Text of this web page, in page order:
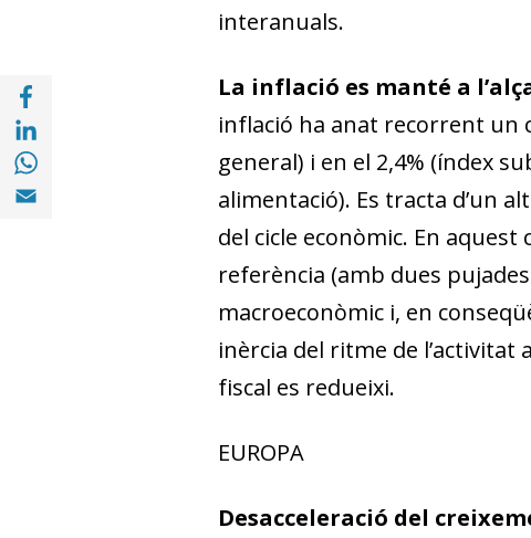
Compartir a Facebook (opens in a new
Compartir a with Linkedin (opens in a new
Compartir a with Whatsapp (opens in a new
Compartir a Email (opens in a new window)
interanuals.
La inflació es manté a
inflació ha anat recorrent un
general) i en el 2,4% (índex
alimentació). Es tracta d’un
del cicle econòmic. En
referència (amb dues pujades
macroeconòmic i, en
inèrcia del ritme de l’activitat
fiscal es redueixi.
EUROPA
Desacceleració del